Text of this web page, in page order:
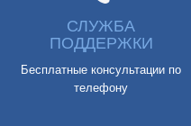
СЛУЖБА
ПОДДЕРЖКИ
Бесплатные консультации по
телефону